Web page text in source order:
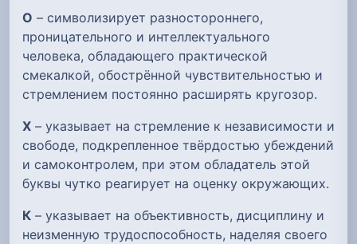
О – символизирует разностороннего,
проницательного и интеллектуального
человека, обладающего практической
смекалкой, обострённой чувствительностью и
стремлением постоянно расширять кругозор.
Х – указывает на стремление к независимости и
свободе, подкрепленное твёрдостью убеждений
и самоконтролем, при этом обладатель этой
буквы чутко реагирует на оценку окружающих.
К – указывает на объективность, дисциплину и
неизменную трудоспособность, наделяя своего